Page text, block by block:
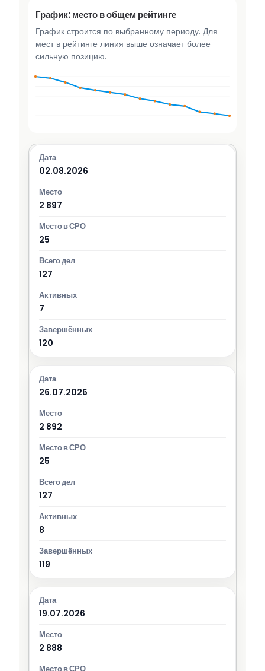
График: место в общем рейтинге
График строится по выбранному периоду. Для
мест в рейтинге линия выше означает более
сильную позицию.
02.08.2026
2 897
25
127
7
120
26.07.2026
2 892
25
127
8
119
19.07.2026
2 888